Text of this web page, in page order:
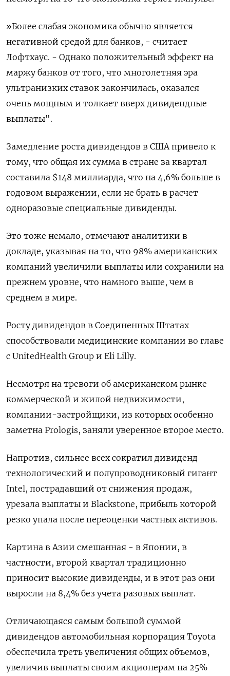
»Более слабая экономика обычно является
негативной средой для банков, - считает
Лофтхаус. - Однако положительный эффект на
маржу банков от того, что многолетняя эра
ультранизких ставок закончилась, оказался
очень мощным и толкает вверх дивидендные
выплаты".
Замедление роста дивидендов в США привело к
тому, что общая их сумма в стране за квартал
составила $148 миллиарда, что на 4,6% больше в
годовом выражении, если не брать в расчет
одноразовые специальные дивиденды.
Это тоже немало, отмечают аналитики в
докладе, указывая на то, что 98% американских
компаний увеличили выплаты или сохранили на
прежнем уровне, что намного выше, чем в
среднем в мире.
Росту дивидендов в Соединенных Штатах
способствовали медицинские компании во главе
с UnitedHealth Group и Eli Lilly.
Несмотря на тревоги об американском рынке
коммерческой и жилой недвижимости,
компании-застройщики, из которых особенно
заметна Prologis, заняли уверенное второе место.
Напротив, сильнее всех сократил дивиденд
технологический и полупроводниковый гигант
Intel, пострадавший от снижения продаж,
урезала выплаты и Blackstone, прибыль которой
резко упала после переоценки частных активов.
Картина в Азии смешанная - в Японии, в
частности, второй квартал традиционно
приносит высокие дивиденды, и в этот раз они
выросли на 8,4% без учета разовых выплат.
Отличающаяся самым большой суммой
дивидендов автомобильная корпорация Toyota
обеспечила треть увеличения общих объемов,
увеличив выплаты своим акционерам на 25%